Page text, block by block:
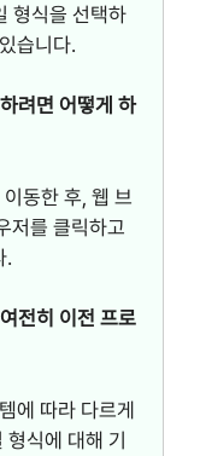
형식을 선택하
습니다.
려면 어떻게 하
이동한 후, 웹 브
저를 클릭하고
.
전히 이전 프로
에 따라 다르게
형식에 대해 기